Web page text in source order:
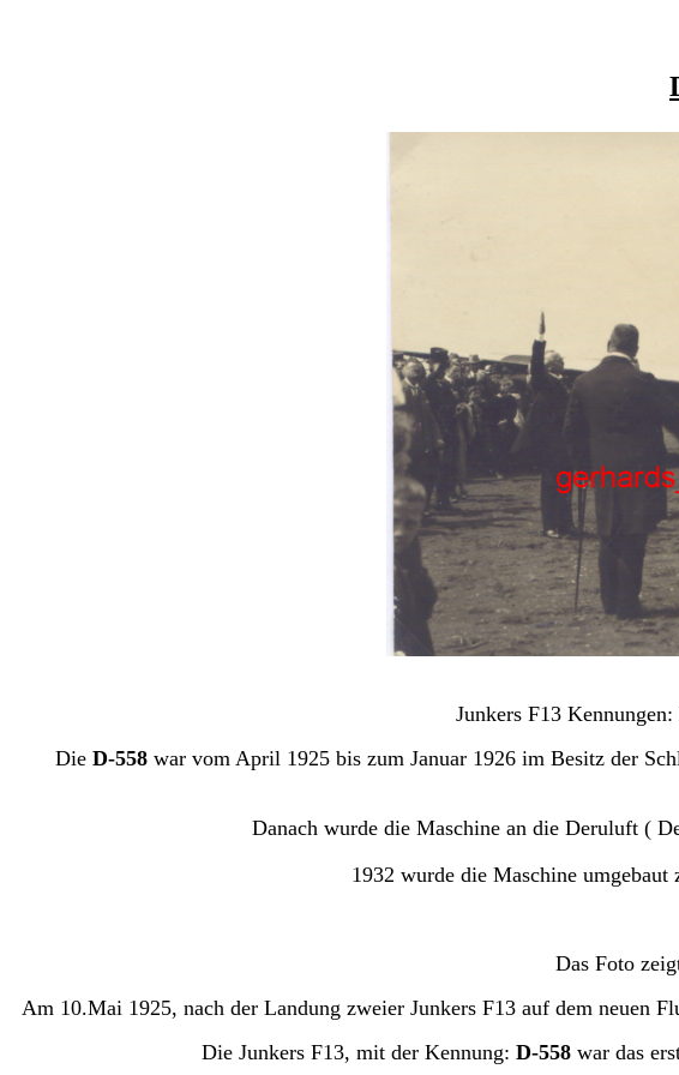
Junkers F13 Kennungen:
Die D-558war vom April 1925 bis zum Januar 1926 im Besitz der
Danach wurde die Maschine an die Deruluft (
1932 wurde die Maschine
Das Foto
Am 10.Mai 1925, nach der Landung zweier Junkers F13 auf dem neuen
Die Junkers F13, mit der Kennung: D-558 war das